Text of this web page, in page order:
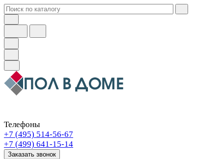
Телефоны
+7 (495) 514-56-67
+7 (499) 641-15-14
Заказать звонок